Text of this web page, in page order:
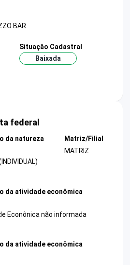
BAR
Situação Cadastral
Baixada
federal
da natureza
Matriz/Filial
MATRIZ
da atividade econômica
Econônica não informada
da atividade econômica